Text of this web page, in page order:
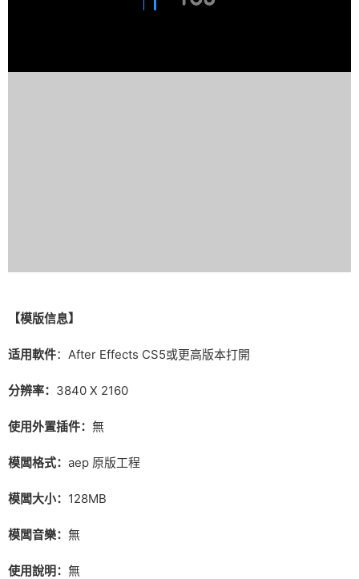
【模版信息】
适用軟件：After Effects CS5或更高版本打開
分辨率： 3840 X 2160
使用外置插件： 無
模闆格式： aep 原版工程
模闆大小： 128MB
模闆音樂： 無
使用說明： 無